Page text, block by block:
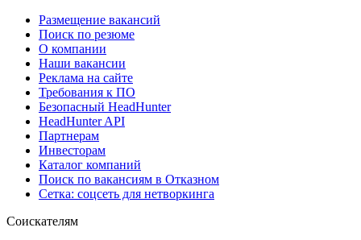
Размещение вакансий
Поиск по резюме
О компании
Наши вакансии
Реклама на сайте
Требования к ПО
Безопасный HeadHunter
HeadHunter API
Партнерам
Инвесторам
Каталог компаний
Поиск по вакансиям в Отказном
Сетка: соцсеть для нетворкинга
Соискателям